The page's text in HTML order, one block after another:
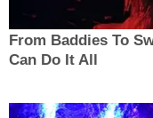
From Baddies To
Can Do It All